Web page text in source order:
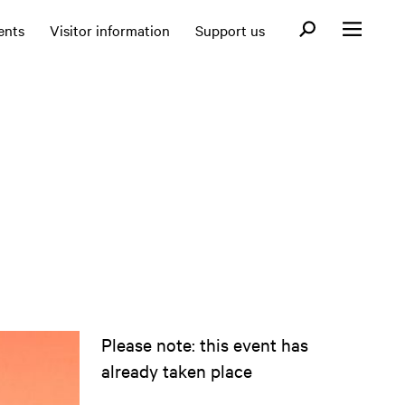
Visitor information Support us Open search
Open menu
Please note: this event has
already taken place